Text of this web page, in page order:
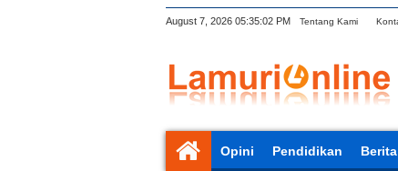
August 7, 2026 05:35:03 PM Tentang Kami
Opini Pendidikan Berita